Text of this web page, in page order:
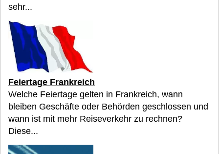
sehr...
Feiertage Frankreich
Welche Feiertage gelten in Frankreich, wann
bleiben Geschäfte oder Behörden geschlossen und
wann ist mit mehr Reiseverkehr zu rechnen?
Diese...